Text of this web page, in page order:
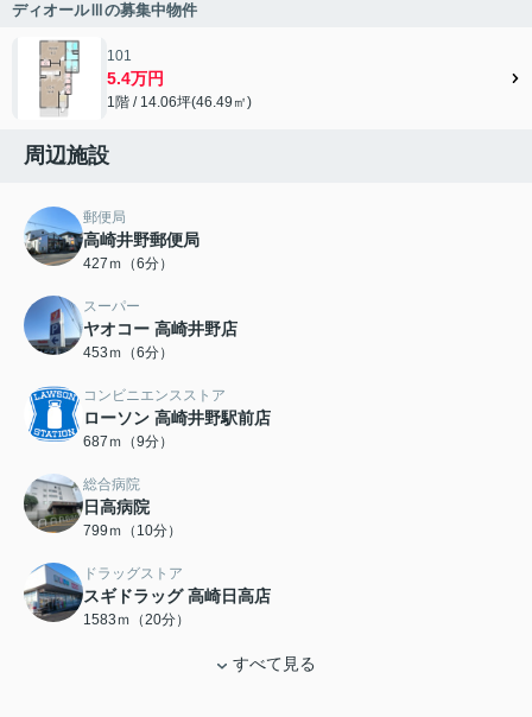
ディオールⅢの募集中物件
101
5.4万円
1階 / 14.06坪(46.49㎡)
周辺施設
郵便局
高崎井野郵便局
427ｍ（6分）
スーパー
ヤオコー 高崎井野店
453ｍ（6分）
コンビニエンスストア
ローソン 高崎井野駅前店
687ｍ（9分）
総合病院
日高病院
799ｍ（10分）
ドラッグストア
スギドラッグ 高崎日高店
1583ｍ（20分）
すべて見る